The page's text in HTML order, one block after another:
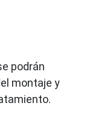
podrán
montaje y